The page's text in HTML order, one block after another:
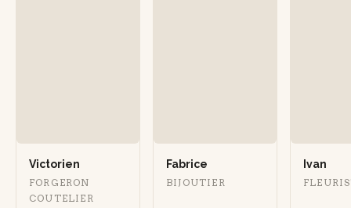
Victorien
FORGERON
COUTELIER
Fabrice
BIJOUTIER
Ivan